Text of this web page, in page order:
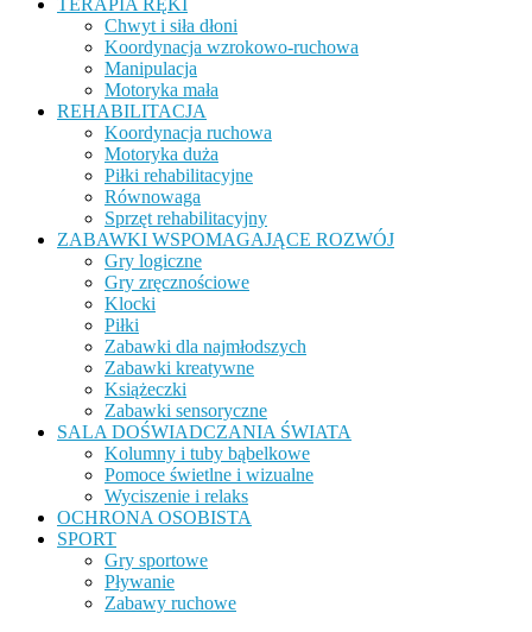
TERAPIA RĘKI
Chwyt i siła dłoni
Koordynacja wzrokowo-ruchowa
Manipulacja
Motoryka mała
REHABILITACJA
Koordynacja ruchowa
Motoryka duża
Piłki rehabilitacyjne
Równowaga
Sprzęt rehabilitacyjny
ZABAWKI WSPOMAGAJĄCE ROZWÓJ
Gry logiczne
Gry zręcznościowe
Klocki
Piłki
Zabawki dla najmłodszych
Zabawki kreatywne
Książeczki
Zabawki sensoryczne
SALA DOŚWIADCZANIA ŚWIATA
Kolumny i tuby bąbelkowe
Pomoce świetlne i wizualne
Wyciszenie i relaks
OCHRONA OSOBISTA
SPORT
Gry sportowe
Pływanie
Zabawy ruchowe